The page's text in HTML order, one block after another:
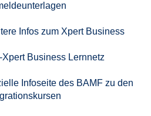
Infos zum Xpert Business
Xpert Business Lernnetz
Infoseite des BAMF zu den